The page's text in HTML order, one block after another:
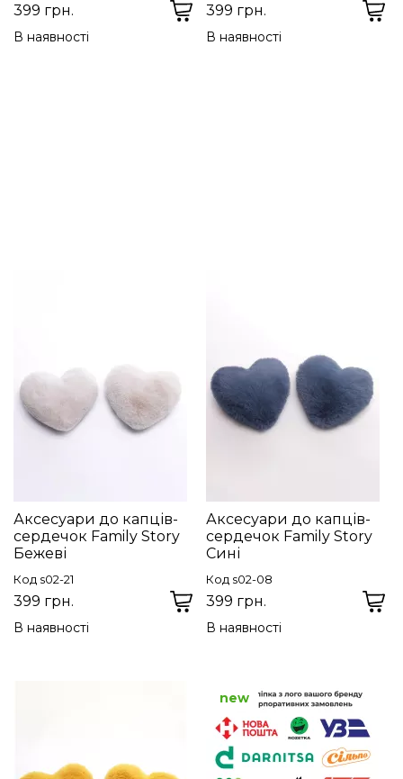
399 грн.
В наявності
399 грн.
В наявності
Аксесуари до капців-
сердечок Family Story
Бежеві
Код s02-21
399 грн.
В наявності
Аксесуари до капців-
сердечок Family Story
Сині
Код s02-08
399 грн.
В наявності
new